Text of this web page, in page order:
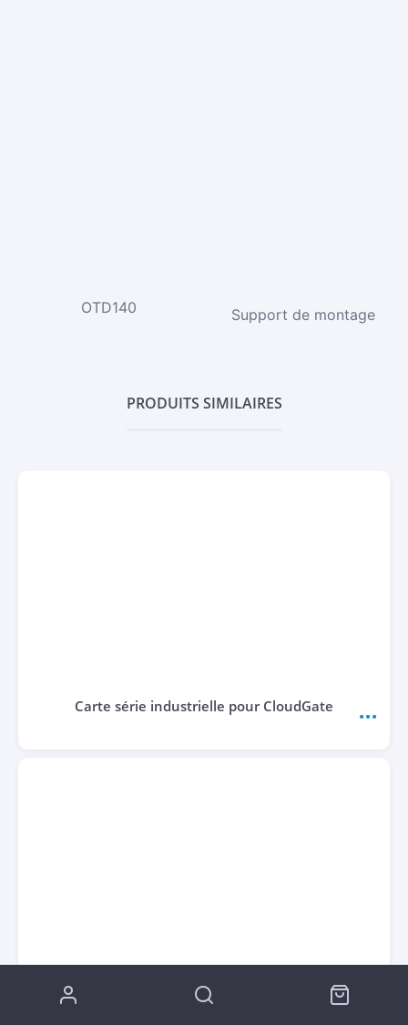
OTD140 Support de montage
PRODUITS SIMILAIRES
Carte série industrielle pour CloudGate
Modem industriel 4G-LTE Cat-M1 / NB-IoT –